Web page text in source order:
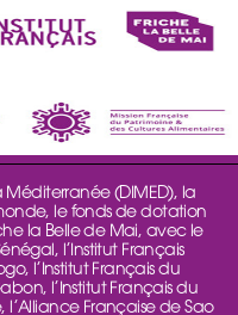
(DIMED), la
le fonds de dotation
la Belle de Mai, avec le
l’Institut Français
l’Institut Français du
l’Institut Français du
l’Alliance Française de Sao